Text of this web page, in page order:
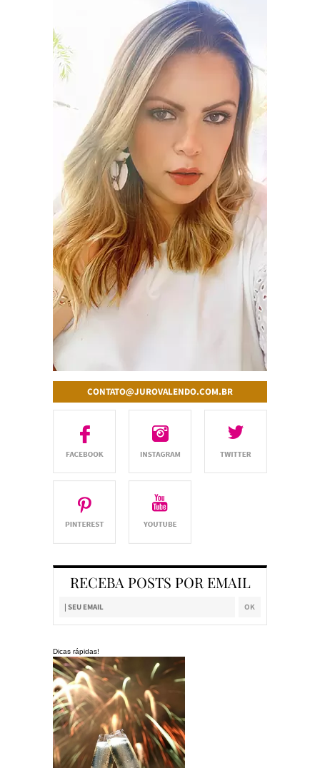
CONTATO@JUROVALENDO.COM.BR
RECEBA POSTS POR EMAIL
Dicas rápidas!